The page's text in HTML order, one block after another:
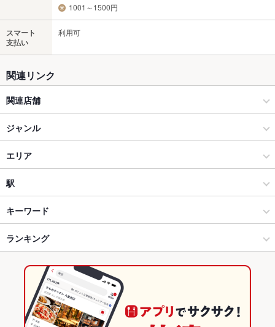
1001～1500円
スマート
支払い
利用可
関連リンク
関連店舗
中国家庭料理 福林
中国菜館 花梨 田宮店
台湾料理 大宝
中国料理 桃李 ゆめタウン店
ジャンル
居酒屋
洋・和洋・各国料理・その他
徳島市・徳島市周辺部 × 居酒屋
徳島市・徳島市周辺部 × 洋・和洋・各国料理・その他
徳島駅 × 居酒屋
徳島駅 × 洋・和洋・各国料理・その他
エリア
徳島駅
徳島駅 × 居酒屋
徳島駅 × 洋・和洋・各国料理・その他
徳島駅 × 中華
徳島駅 × 中華全般
駅
阿波富田駅
徳島駅
二軒屋駅
キーワード
からあげ
北京ダック 坦々麺 杏仁豆腐
揚げ餃子 肉そば 牛肉そば
ランキング
徳島のグルメランキング
徳島の居酒屋ランキング
徳島市・徳島市周辺部のグルメランキング